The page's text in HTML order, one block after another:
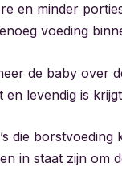
en minder
voeding
de baby over
en levendig is
die
in staat zijn om